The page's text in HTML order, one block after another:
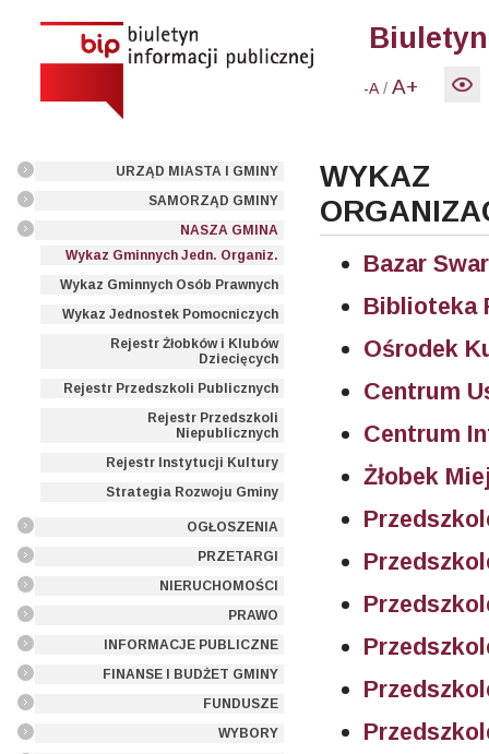
-A /A+
URZĄD MIASTA I GMINY
SAMORZĄD GMINY
NASZA GMINA
Wykaz Gminnych Jedn. Organiz.
Wykaz Gminnych Osób Prawnych
Wykaz Jednostek Pomocniczych
Rejestr Żłobków i Klubów
Dziecięcych
Rejestr Przedszkoli Publicznych
Rejestr Przedszkoli
Niepublicznych
Rejestr Instytucji Kultury
Strategia Rozwoju Gminy
OGŁOSZENIA
PRZETARGI
NIERUCHOMOŚCI
PRAWO
INFORMACJE PUBLICZNE
FINANSE I BUDŻET GMINY
FUNDUSZE
WYBORY
WYKAZ
Bazar
Biblioteka
Ośrodek
Centrum
Centrum
Żłobek